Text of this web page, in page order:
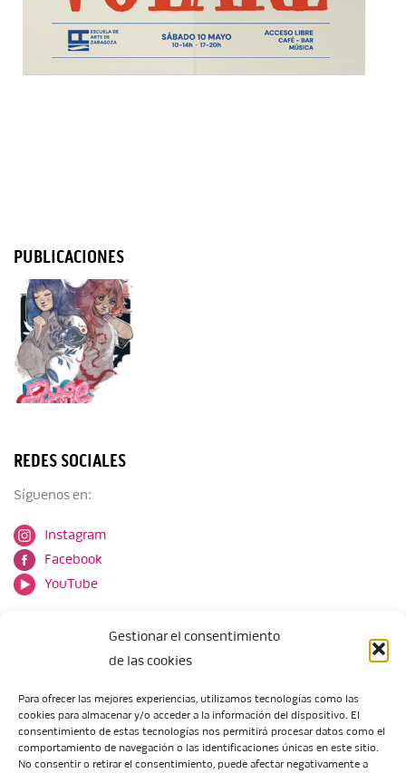
Gestionar el consentimiento
de las cookies
Para ofrecer las mejores experiencias, utilizamos tecnologías como las
cookies para almacenar y/o acceder a la información del dispositivo. El
consentimiento de estas tecnologías nos permitirá procesar datos como el
comportamiento de navegación o las identificaciones únicas en este sitio.
No consentir o retirar el consentimiento, puede afectar negativamente a
PUBLICACIONES
REDES SOCIALES
Síguenos en:
Instagram
Facebook
YouTube
Escuela de Arte de Zaragoza
María Zambrano, 5
50018 Zaragoza